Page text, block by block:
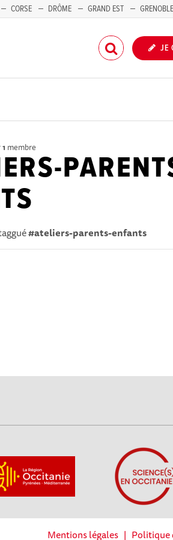
CORSE DRÔME GRAND EST GRENOBLE
JE
1 membre
#ateliers-parents-enfants
Mentions légales| Politique